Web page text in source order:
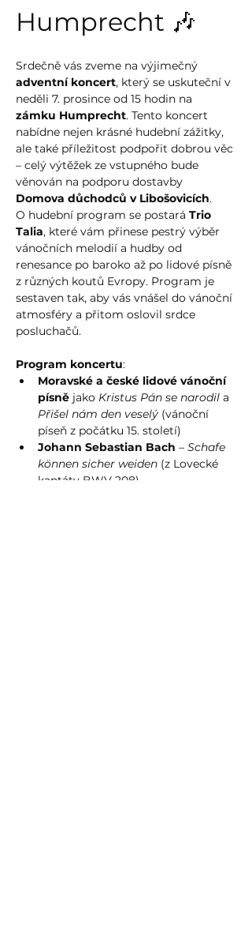
Humprecht 🎶
Srdečně vás zveme na výjimečný
adventní koncert, který se uskuteční v
neděli 7. prosince od 15 hodin na
zámku Humprecht. Tento koncert
nabídne nejen krásné hudební zážitky,
ale také příležitost podpořit dobrou věc
– celý výtěžek ze vstupného bude
věnován na podporu dostavby
Domova důchodců v Libošovicích.
O hudební program se postará Trio
Talia, které vám přinese pestrý výběr
vánočních melodií a hudby od
renesance po baroko až po lidové písně
z různých koutů Evropy. Program je
sestaven tak, aby vás vnášel do vánoční
atmosféry a přitom oslovil srdce
posluchačů.
Program koncertu:
Moravské a české lidové vánoční
písně jako Kristus Pán se narodil a
Přišel nám den veselý (vánoční
píseň z počátku 15. století)
Johann Sebastian Bach – Schafe
können sicher weiden (z Lovecké
kantáty BWV 208)